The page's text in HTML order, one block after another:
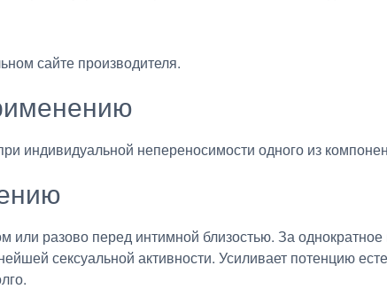
сайте производителя.
индивидуальной непереносимости одного из
или разово перед интимной близостью. За
сексуальной активности. Усиливает потенцию